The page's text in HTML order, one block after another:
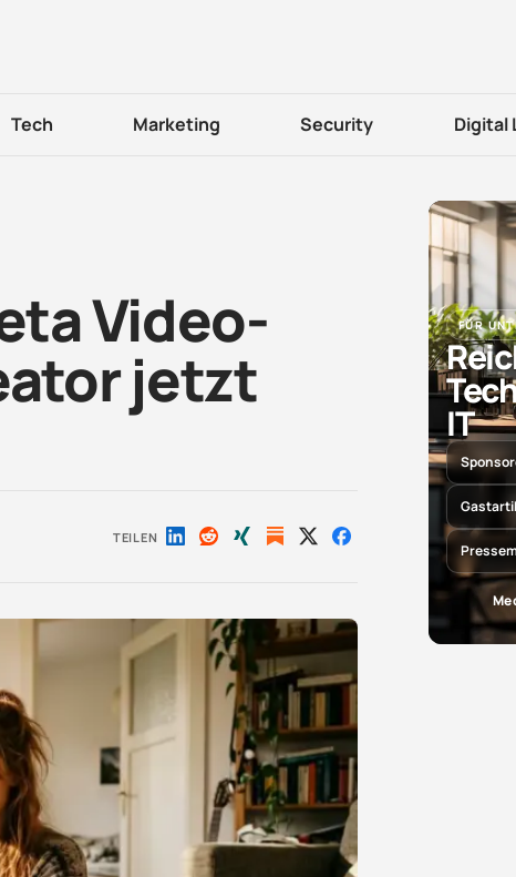
Tech Marketing Security Digital
Video-
jetzt
TEILEN Auf Auf Auf Auf Auf
FÜR
IT